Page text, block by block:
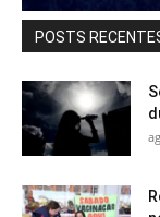
POSTS